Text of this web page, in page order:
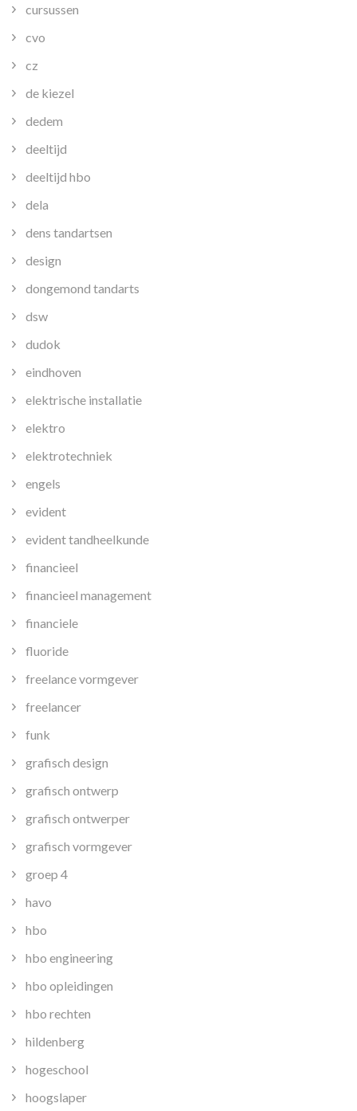
cursussen
cvo
cz
de kiezel
dedem
deeltijd
deeltijd hbo
dela
dens tandartsen
design
dongemond tandarts
dsw
dudok
eindhoven
elektrische installatie
elektro
elektrotechniek
engels
evident
evident tandheelkunde
financieel
financieel management
financiele
fluoride
freelance vormgever
freelancer
funk
grafisch design
grafisch ontwerp
grafisch ontwerper
grafisch vormgever
groep 4
havo
hbo
hbo engineering
hbo opleidingen
hbo rechten
hildenberg
hogeschool
hoogslaper